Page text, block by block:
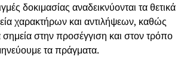
δοκιμασίας αναδεικνύονται τα θετικά
χαρακτήρων και αντιλήψεων, καθώς
σημεία στην προσέγγιση και στον τρόπο
τα πράγματα.